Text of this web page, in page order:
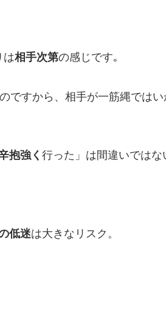
は相手次第の感じです｡
ですから、相手が一筋縄では
抱強く 行った」は間違いではな
低迷は大きなリスク。